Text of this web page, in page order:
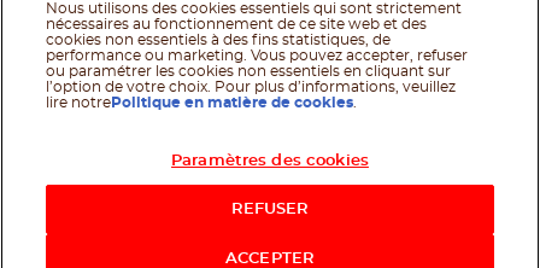
Nous utilisons des cookies essentiels qui sont strictement
nécessaires au fonctionnement de ce site web et des
cookies non essentiels à des fins statistiques, de
performance ou marketing. Vous pouvez accepter, refuser
ou paramétrer les cookies non essentiels en cliquant sur
l’option de votre choix. Pour plus d’informations, veuillez
lire notre Politique en matière de cookies
Paramètres des cookies
REFUSER
ACCEPTER